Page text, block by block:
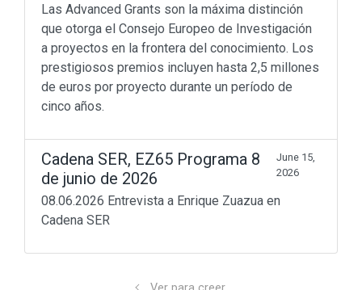
Las Advanced Grants son la máxima distinción
que otorga el Consejo Europeo de Investigación
a proyectos en la frontera del conocimiento. Los
prestigiosos premios incluyen hasta 2,5 millones
de euros por proyecto durante un período de
cinco años.
Cadena SER, EZ65 Programa 8
de junio de 2026
June 15,
2026
08.06.2026 Entrevista a Enrique Zuazua en
Cadena SER
Beyond Math (198)
lang-euskera (129)
Math in motion! (256)
Mediateka
(135)